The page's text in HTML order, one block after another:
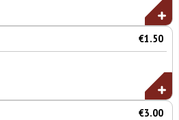
€1.50
€3.00